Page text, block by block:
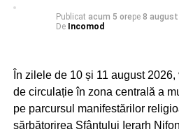
Peştera Ialomiţei este situată în
judetul Dâmboviţa, pe versantul
la o altitudine de 1.660 m,
Publicat acum 5 orepe 8 august
De Incomod
În zilele de 10 și 11 august
de circulație în zona centrală a
pe parcursul manifestărilor
sărbătorirea Sfântului Ierarh